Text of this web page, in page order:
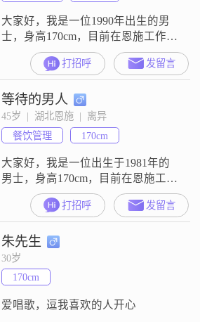
大家好，我是一位1990年出生的男
士，身高170cm，目前在恩施工作。
我的月收入在12001到20000元之
间，拥有大学本科学历。在性格方
面，我自认为是一个稳重可靠的
人，责任感强，对待事情认真负
责。在生活中，我展现出很强的耐
心和包容心，能够理解和接纳不同
的观点和想法。此外，我还是一个
勤俭节约的人，不铺张浪费，注重
理性消
打招呼 发留言
等待的男人
45岁  |  湖北恩施  |  离异
餐饮管理
170cm
大家好，我是一位出生于1981年的
男士，身高170cm，目前在恩施工
作。我的月收入在8001到12000元之
间，虽然学历是高中及以下，但我
一直保持着学习和进步的态度。性
格方面，我比较耐心包容，不容易
发脾气，懂得退让和理解他人。我
认为成熟稳重是很重要的品质，所
以我在处理事情时会尽量冷静和理
智。平时我也很随和易相处，喜欢
打招呼 发留言
朱先生
30岁
170cm
爱唱歌，逗我喜欢的人开心